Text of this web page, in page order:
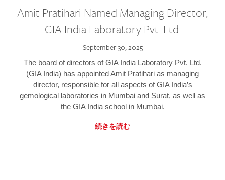
Amit Pratihari Named Managing Director,
GIA India Laboratory Pvt. Ltd.
September 30, 2025
The board of directors of GIA India Laboratory Pvt. Ltd.
(GIA India) has appointed Amit Pratihari as managing
director, responsible for all aspects of GIA India’s
gemological laboratories in Mumbai and Surat, as well as
the GIA India school in Mumbai.
続きを読む